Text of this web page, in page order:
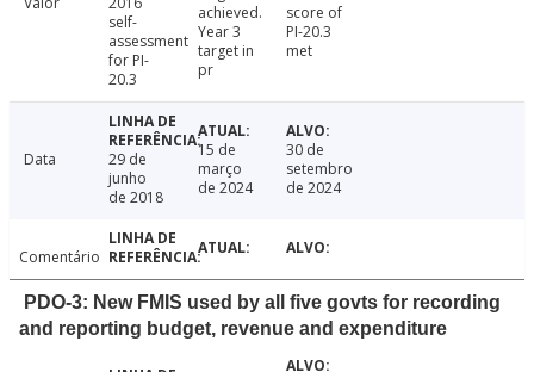
self-
assessment
for PI-
20.3
achieved.
Year 3
target in
pr
score of
PI-20.3
met
Data
29 de
junho
de 2018
15 de
março
de 2024
30 de
setembro
de 2024
Comentário
PDO-3: New FMIS used by all five govts for recording
and reporting budget, revenue and expenditure